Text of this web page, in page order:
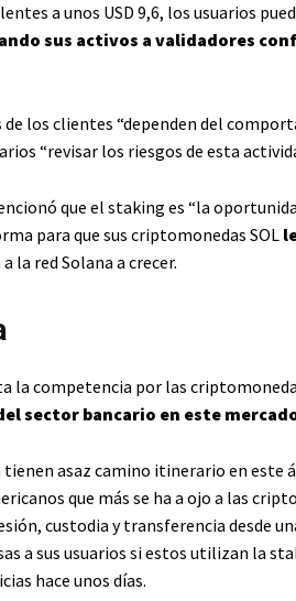
a unos USD 9,6, los usuarios
sus activos a validadores
los clientes “dependen del
“revisar los riesgos de esta
que el staking es “la
para que sus criptomonedas SOL
la red Solana a crecer.
la competencia por las
sector bancario en este
asaz camino itinerario en este
que más se ha a ojo a las
custodia y transferencia desde
a sus usuarios si estos utilizan la
hace unos días.